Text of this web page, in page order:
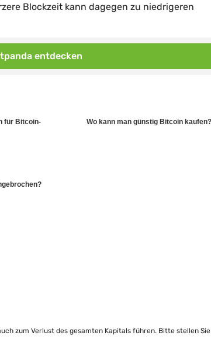
Blockzeit kann dagegen zu niedrigeren
entdecken
für Bitcoin-
Wo kann man günstig Bitcoin kaufen?
zum Verlust des gesamten Kapitals führen. Bitte stellen